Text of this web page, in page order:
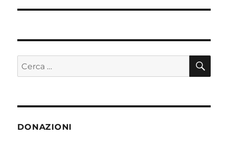
Cerca:
DONAZIONI